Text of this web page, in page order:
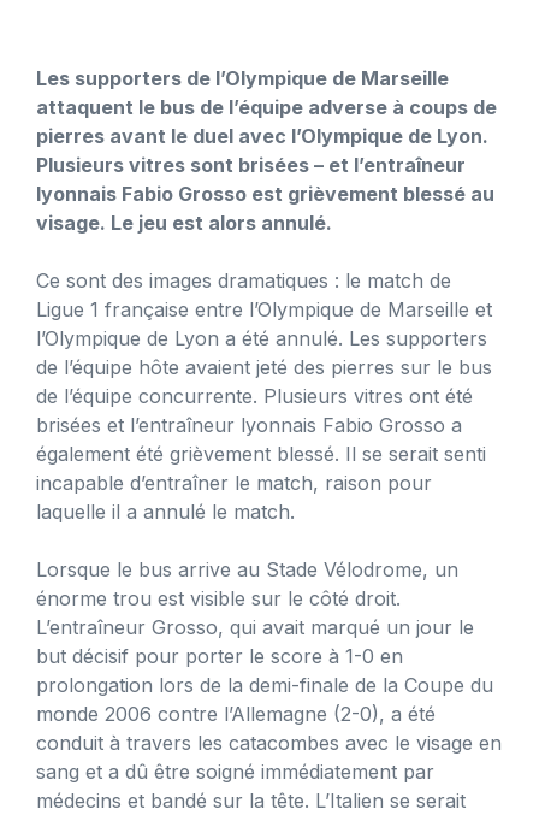
Les supporters de l’Olympique de Marseille
attaquent le bus de l’équipe adverse à coups de
pierres avant le duel avec l’Olympique de Lyon.
Plusieurs vitres sont brisées – et l’entraîneur
lyonnais Fabio Grosso est grièvement blessé au
visage. Le jeu est alors annulé.
Ce sont des images dramatiques : le match de
Ligue 1 française entre l’Olympique de Marseille et
l’Olympique de Lyon a été annulé. Les supporters
de l’équipe hôte avaient jeté des pierres sur le bus
de l’équipe concurrente. Plusieurs vitres ont été
brisées et l’entraîneur lyonnais Fabio Grosso a
également été grièvement blessé. Il se serait senti
incapable d’entraîner le match, raison pour
laquelle il a annulé le match.
Lorsque le bus arrive au Stade Vélodrome, un
énorme trou est visible sur le côté droit.
L’entraîneur Grosso, qui avait marqué un jour le
but décisif pour porter le score à 1-0 en
prolongation lors de la demi-finale de la Coupe du
monde 2006 contre l’Allemagne (2-0), a été
conduit à travers les catacombes avec le visage en
sang et a dû être soigné immédiatement par
médecins et bandé sur la tête. L’Italien se serait